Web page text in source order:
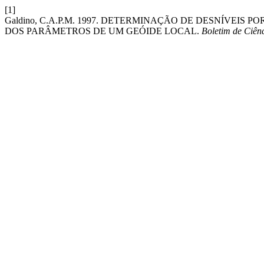
[1]
Galdino, C.A.P.M. 1997. DETERMINAÇÃO DE DESNÍVEIS
DOS PARÂMETROS DE UM GEÓIDE LOCAL. Boletim de